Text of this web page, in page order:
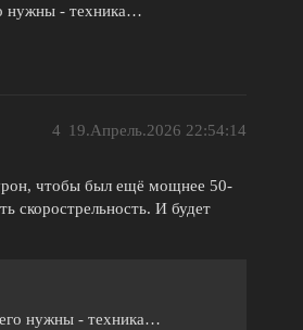
нужны - техника…
19.Апрель.2026 22:54:14
4
чтобы был ещё мощнее 50-
скорострельность. И будет
нужны - техника…